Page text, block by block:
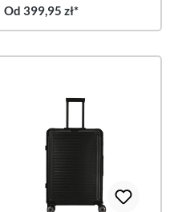
Od 399,95 zł*